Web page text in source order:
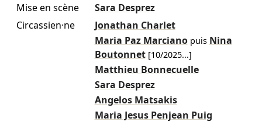
Mise en scène
Sara Desprez
Circassien·ne
Jonathan Charlet
Maria Paz Marciano puis Nina
Boutonnet [10/2025...]
Matthieu Bonnecuelle
Sara Desprez
Angelos Matsakis
Maria Jesus Penjean Puig